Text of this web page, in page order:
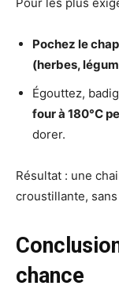
Pochez le
(herbes,
Égouttez,
four à 180°C
dorer.
Résultat : une
croustillante,
chance